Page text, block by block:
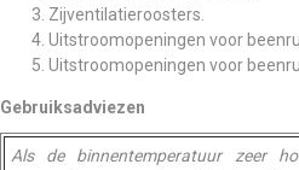
Zijventilatieroosters.
Uitstroomopeningen voor
Uitstroomopeningen voor
Gebruiksadviezen
Als de binnentemperatuur